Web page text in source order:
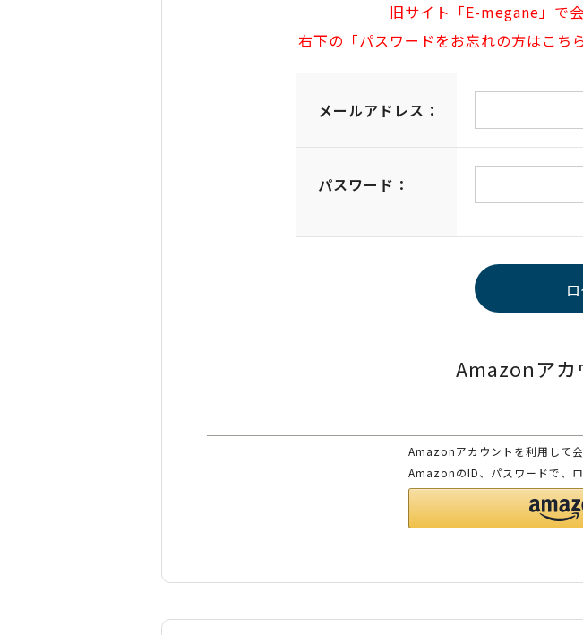
旧サイト「E-megane」で
右下の「パスワードをお忘れの方はこち
メールアドレス：
パスワード：
Amazonアカ
Amazonアカウントを利用して会
AmazonのID、パスワードで、